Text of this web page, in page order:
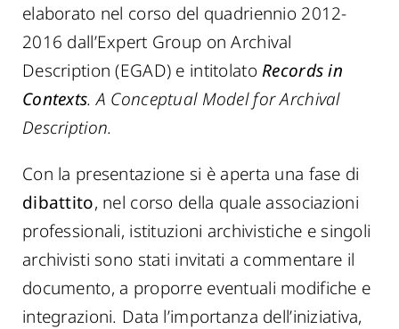
elaborato nel corso del quadriennio 2012-
2016 dall’Expert Group on Archival
Description (EGAD) e intitolatoRecords in
Contexts. A Conceptual Model for Archival
Description.
Con la presentazione si è aperta una fase di
dibattito, nel corso della quale associazioni
professionali, istituzioni archivistiche e singoli
archivisti sono stati invitati a commentare il
documento, a proporre eventuali modifiche e
integrazioni. Data l’importanza dell’iniziativa,